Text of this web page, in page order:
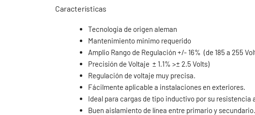
Características
Tecnologia de origen aleman
Mantenimiento minimo requerido
Amplio Rango de Regulación +/- 16% (de 185 a 255
Precisión de Voltaje ± 1.1% >± 2.5 Volts)
Regulación de voltaje muy precisa.
Fácilmente aplicable a instalaciones en exteriores.
Ideal para cargas de tipo inductivo por su
Buen aislamiento de línea entre primario y secundario.